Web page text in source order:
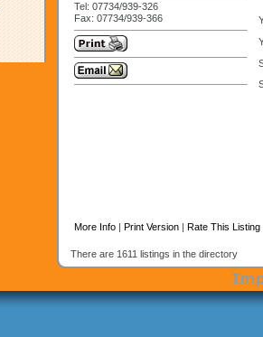
Tel: 07734/939-326
Fax: 07734/939-366
More Info | Print Version | Rate This Listing
There are 1611 listings in the directory